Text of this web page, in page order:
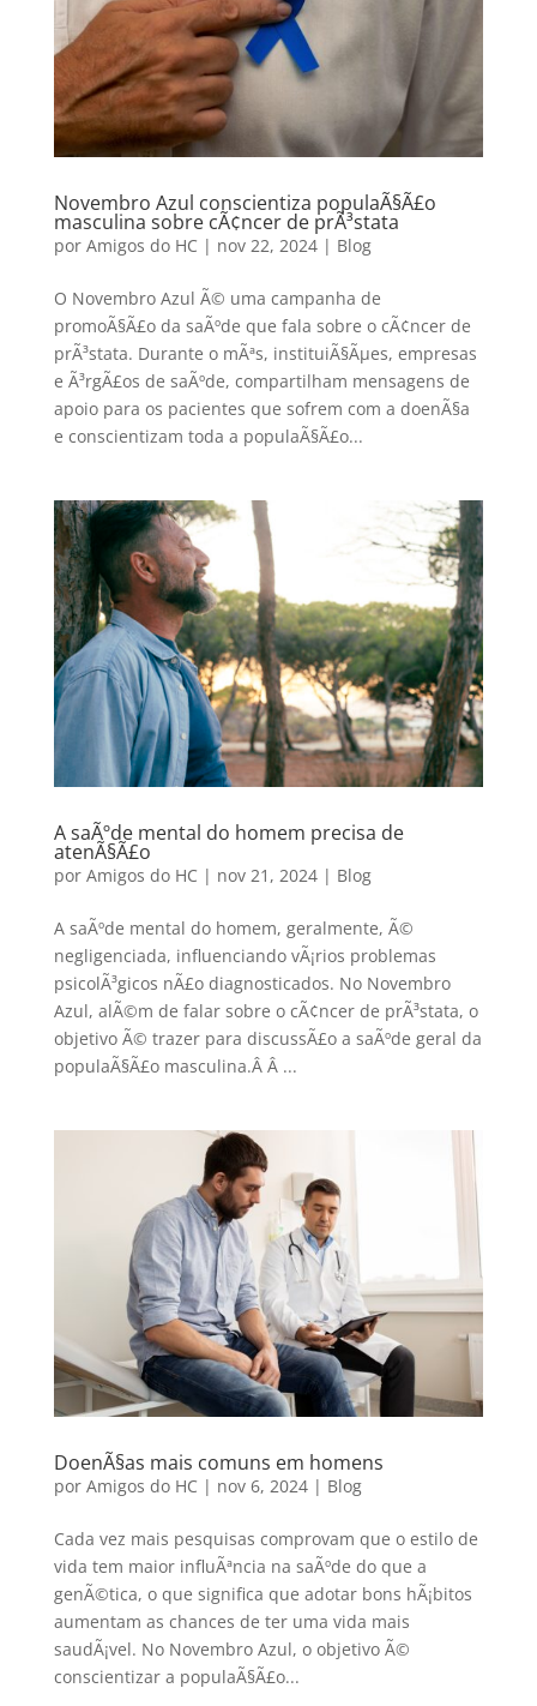
Novembro Azul conscientiza populaÃ§Ã£o
masculina sobre cÃ¢ncer de prÃ³stata
por Amigos do HC | nov 22, 2024| Blog
O Novembro Azul Ã© uma campanha de
promoÃ§Ã£o da saÃºde que fala sobre o cÃ¢ncer de
prÃ³stata. Durante o mÃªs, instituiÃ§Ãµes, empresas
e Ã³rgÃ£os de saÃºde, compartilham mensagens de
apoio para os pacientes que sofrem com a doenÃ§a
e conscientizam toda a populaÃ§Ã£o...
A saÃºde mental do homem precisa de
atenÃ§Ã£o
por Amigos do HC | nov 21, 2024| Blog
A saÃºde mental do homem, geralmente, Ã©
negligenciada, influenciando vÃ¡rios problemas
psicolÃ³gicos nÃ£o diagnosticados. No Novembro
Azul, alÃ©m de falar sobre o cÃ¢ncer de prÃ³stata, o
objetivo Ã© trazer para discussÃ£o a saÃºde geral da
populaÃ§Ã£o masculina.Â Â ...
DoenÃ§as mais comuns em homens
por Amigos do HC | nov 6, 2024| Blog
Cada vez mais pesquisas comprovam que o estilo de
vida tem maior influÃªncia na saÃºde do que a
genÃ©tica, o que significa que adotar bons hÃ¡bitos
aumentam as chances de ter uma vida mais
saudÃ¡vel. No Novembro Azul, o objetivo Ã©
conscientizar a populaÃ§Ã£o...